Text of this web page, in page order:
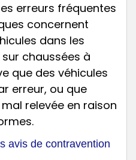
erreurs fréquentes
concernent
dans les
chaussées à
que des véhicules
erreur, ou que
relevée en raison
avis de contravention